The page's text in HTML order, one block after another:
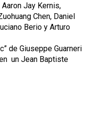
Jay Kernis,
Chen, Daniel
Berio y Arturo
de Giuseppe Guarneri
un Jean Baptiste